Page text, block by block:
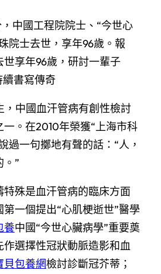
中國工程院院士、“今世心
院士去世，享年96歲。報
享年96歲，研討一輩子
續書寫傳奇
，中國血汗管病有創性檢討
。在2010年榮獲“上海市科
過一句擲地有聲的話：“人，
。”
特殊是血汗管病的臨床方面
一個提出“心肌梗逝世”醫學
養中國“今世心臟病學”重要奠
作選擇性冠狀動脈造影和血
貝包養網檢討診斷冠芥蒂；